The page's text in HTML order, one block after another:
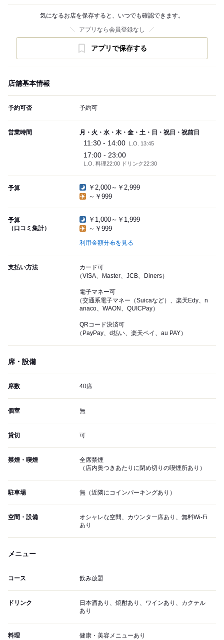
気になるお店を保存すると、いつでも確認できます。
アプリなら会員登録なし
アプリで保存する
店舗基本情報
予約可否 予約可
営業時間 月・火・水・木・金・土・日・祝日・祝前日
11:30 - 14:00 L.O. 13:45
17:00 - 23:00
L.O. 料理22:00 ドリンク22:30
予算
￥2,000～￥2,999
～￥999
予算
（口コミ集計）
￥1,000～￥1,999
～￥999
利用金額分布を見る
支払い方法
カード可
（VISA、Master、JCB、Diners）
電子マネー可
（交通系電子マネー（Suicaなど）、楽天Edy、n
anaco、WAON、QUICPay）
QRコード決済可
（PayPay、d払い、楽天ペイ、au PAY）
席・設備
席数 40席
個室 無
貸切 可
禁煙・喫煙
全席禁煙
（店内奥つきあたりに閉め切りの喫煙所あり）
駐車場 無（近隣にコインパーキングあり）
空間・設備
オシャレな空間、カウンター席あり、無料Wi-Fi
あり
メニュー
コース 飲み放題
ドリンク
日本酒あり、焼酎あり、ワインあり、カクテル
あり
料理 健康・美容メニューあり